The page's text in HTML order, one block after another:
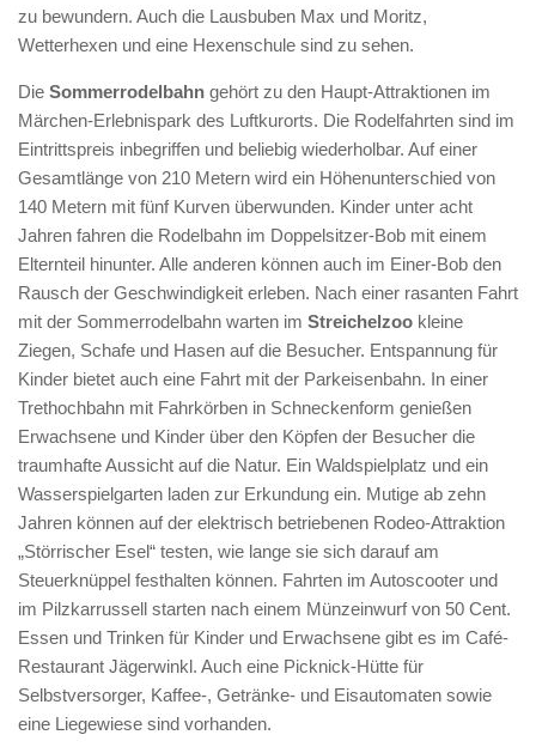
zu bewundern. Auch die Lausbuben Max und Moritz,
Wetterhexen und eine Hexenschule sind zu sehen.
Die Sommerrodelbahn gehört zu den Haupt-Attraktionen im
Märchen-Erlebnispark des Luftkurorts. Die Rodelfahrten sind im
Eintrittspreis inbegriffen und beliebig wiederholbar. Auf einer
Gesamtlänge von 210 Metern wird ein Höhenunterschied von
140 Metern mit fünf Kurven überwunden. Kinder unter acht
Jahren fahren die Rodelbahn im Doppelsitzer-Bob mit einem
Elternteil hinunter. Alle anderen können auch im Einer-Bob den
Rausch der Geschwindigkeit erleben. Nach einer rasanten Fahrt
mit der Sommerrodelbahn warten im Streichelzoo kleine
Ziegen, Schafe und Hasen auf die Besucher. Entspannung für
Kinder bietet auch eine Fahrt mit der Parkeisenbahn. In einer
Trethochbahn mit Fahrkörben in Schneckenform genießen
Erwachsene und Kinder über den Köpfen der Besucher die
traumhafte Aussicht auf die Natur. Ein Waldspielplatz und ein
Wasserspielgarten laden zur Erkundung ein. Mutige ab zehn
Jahren können auf der elektrisch betriebenen Rodeo-Attraktion
„Störrischer Esel“ testen, wie lange sie sich darauf am
Steuerknüppel festhalten können. Fahrten im Autoscooter und
im Pilzkarrussell starten nach einem Münzeinwurf von 50 Cent.
Essen und Trinken für Kinder und Erwachsene gibt es im Café-
Restaurant Jägerwinkl. Auch eine Picknick-Hütte für
Selbstversorger, Kaffee-, Getränke- und Eisautomaten sowie
eine Liegewiese sind vorhanden.